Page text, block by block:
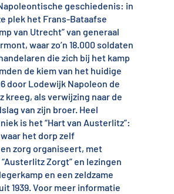
geschiedenis: in
plek het Frans-Bataafse
van Utrecht” van generaal
waar zo’n 18.000 soldaten
die zich bij het kamp
de kiem van het huidige
door Lodewijk Napoleon de
kreeg, als verwijzing naar de
van zijn broer. Heel
is het “Hart van Austerlitz”:
het dorp zelf
zorg organiseert, met
Zorgt” en lezingen
en een zeldzame
1939. Voor meer informatie